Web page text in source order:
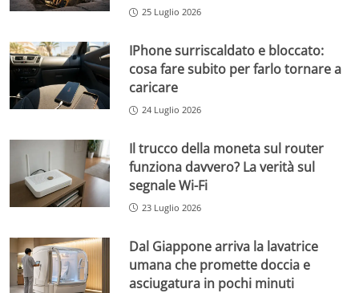
25 Luglio 2026
IPhone surriscaldato e bloccato:
cosa fare subito per farlo tornare a
caricare
24 Luglio 2026
Il trucco della moneta sul router
funziona davvero? La verità sul
segnale Wi-Fi
23 Luglio 2026
Dal Giappone arriva la lavatrice
umana che promette doccia e
asciugatura in pochi minuti